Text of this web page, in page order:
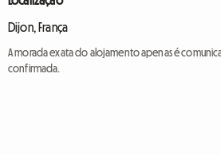
Dijon, França
A morada exata do alojamento apenas é
confirmada.